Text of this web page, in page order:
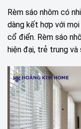
Rèm sáo nhôm có
dàng kết hợp với
cổ điển. Rèm sáo
hiện đại, trẻ trung